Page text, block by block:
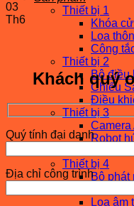
Thiết bị 1
Khóa
Loa
Công
Thiết bị 2
Bộ điều
Chiếu
Điều
Thiết bị 3
Camera
Robot
Thiết bị 4
Bộ phát
Loa âm
03
Th6
Khách quý
Quý tính đại danh
Địa chỉ công trình